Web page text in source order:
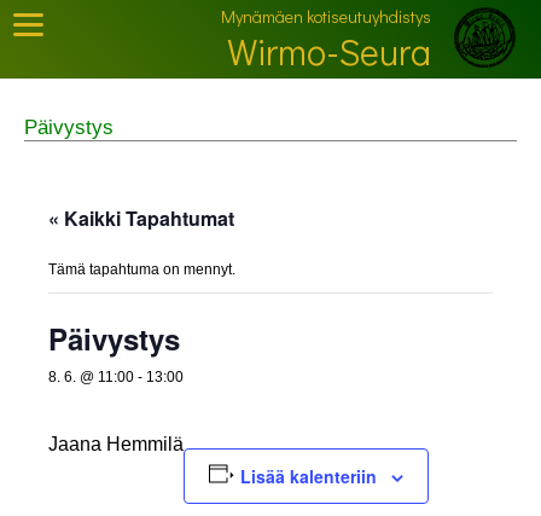
Mynämäen kotiseutuyhdistys
Wirmo-Seura
Päivystys
« Kaikki Tapahtumat
Tämä tapahtuma on mennyt.
Päivystys
8. 6. @ 11:00 - 13:00
Jaana Hemmilä
Lisää kalenteriin